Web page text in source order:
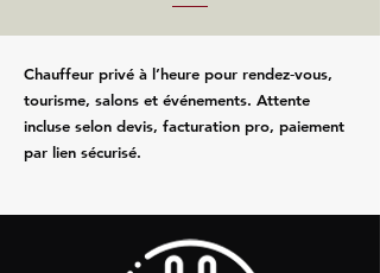
Chauffeur privé à l’heure pour rendez‑vous,
tourisme, salons et événements. Attente
incluse selon devis, facturation pro, paiement
par lien sécurisé.